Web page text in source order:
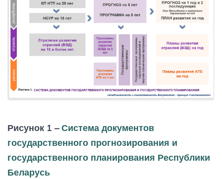
Рисунок 1 –Система документов
государственного прогнозирования и
государственного планирования Республики
Беларусь